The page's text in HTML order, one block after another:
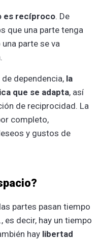
es recíproco. De
que una parte tenga
parte se va
dependencia, la
que se adapta, así
de reciprocidad. La
completo,
y gustos de
partes pasan tiempo
decir, hay un tiempo
hay libertad